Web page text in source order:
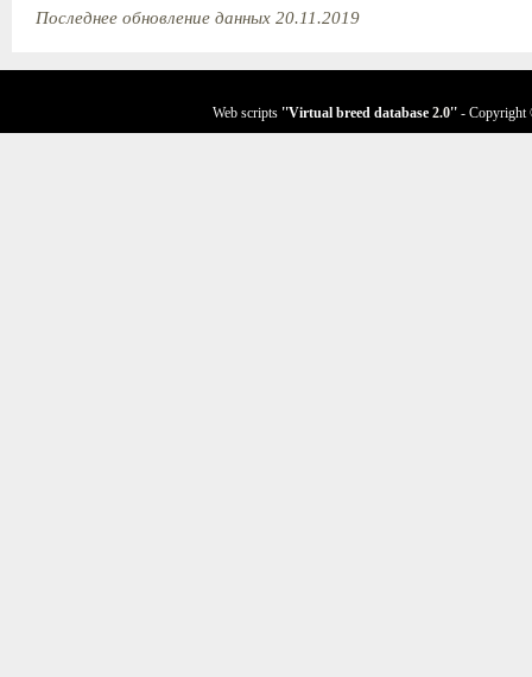
Последнее обновление данных 20.11.2019
Web scripts ''Virtual breed database 2.0'' - Copyright